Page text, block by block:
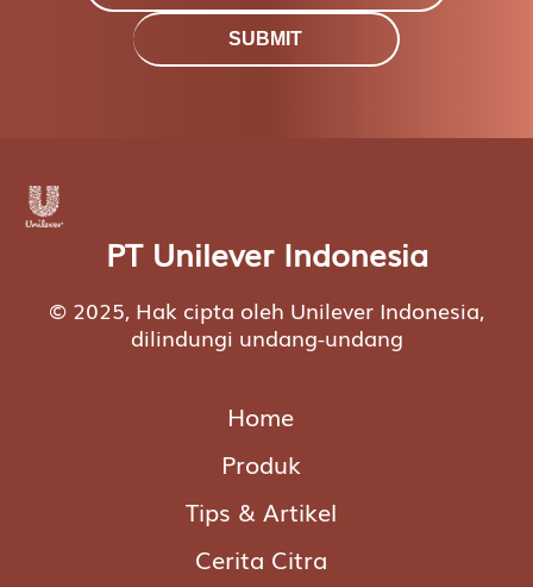
SUBMIT
PT Unilever Indonesia
© 2025, Hak cipta oleh Unilever Indonesia,
dilindungi undang-undang
Home
Produk
Tips & Artikel
Cerita Citra